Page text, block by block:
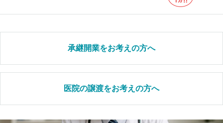
承継開業をお考えの方へ
医院の譲渡をお考えの方へ